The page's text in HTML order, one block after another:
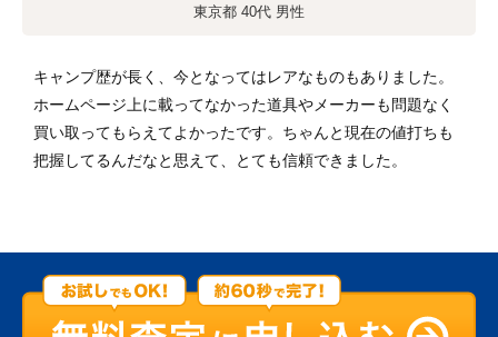
東京都 40代 男性
キャンプ歴が長く、今となってはレアなものもありました。
ホームページ上に載ってなかった道具やメーカーも問題なく
買い取ってもらえてよかったです。ちゃんと現在の値打ちも
把握してるんだなと思えて、とても信頼できました。